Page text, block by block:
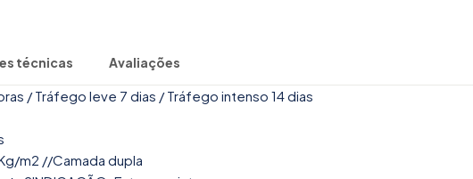
técnicas Avaliações
/ Tráfego leve 7 dias / Tráfego intenso 14 dias
m2 //Camada dupla